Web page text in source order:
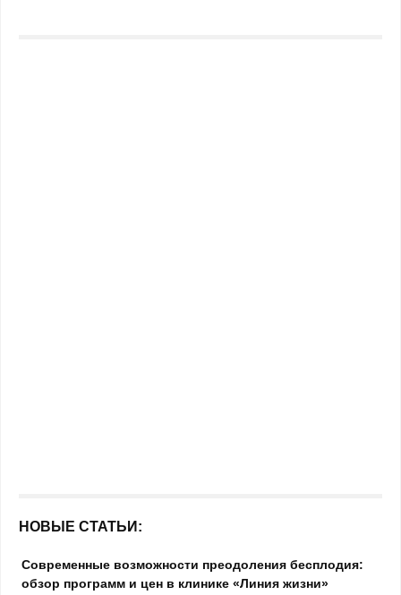
НОВЫЕ СТАТЬИ:
Современные возможности преодоления бесплодия:
обзор программ и цен в клинике «Линия жизни»